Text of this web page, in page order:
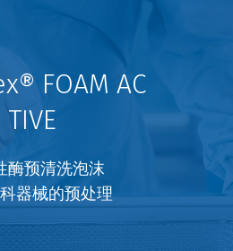
FOAM AC
TIVE
酶预清洗泡沫
器械的预处理